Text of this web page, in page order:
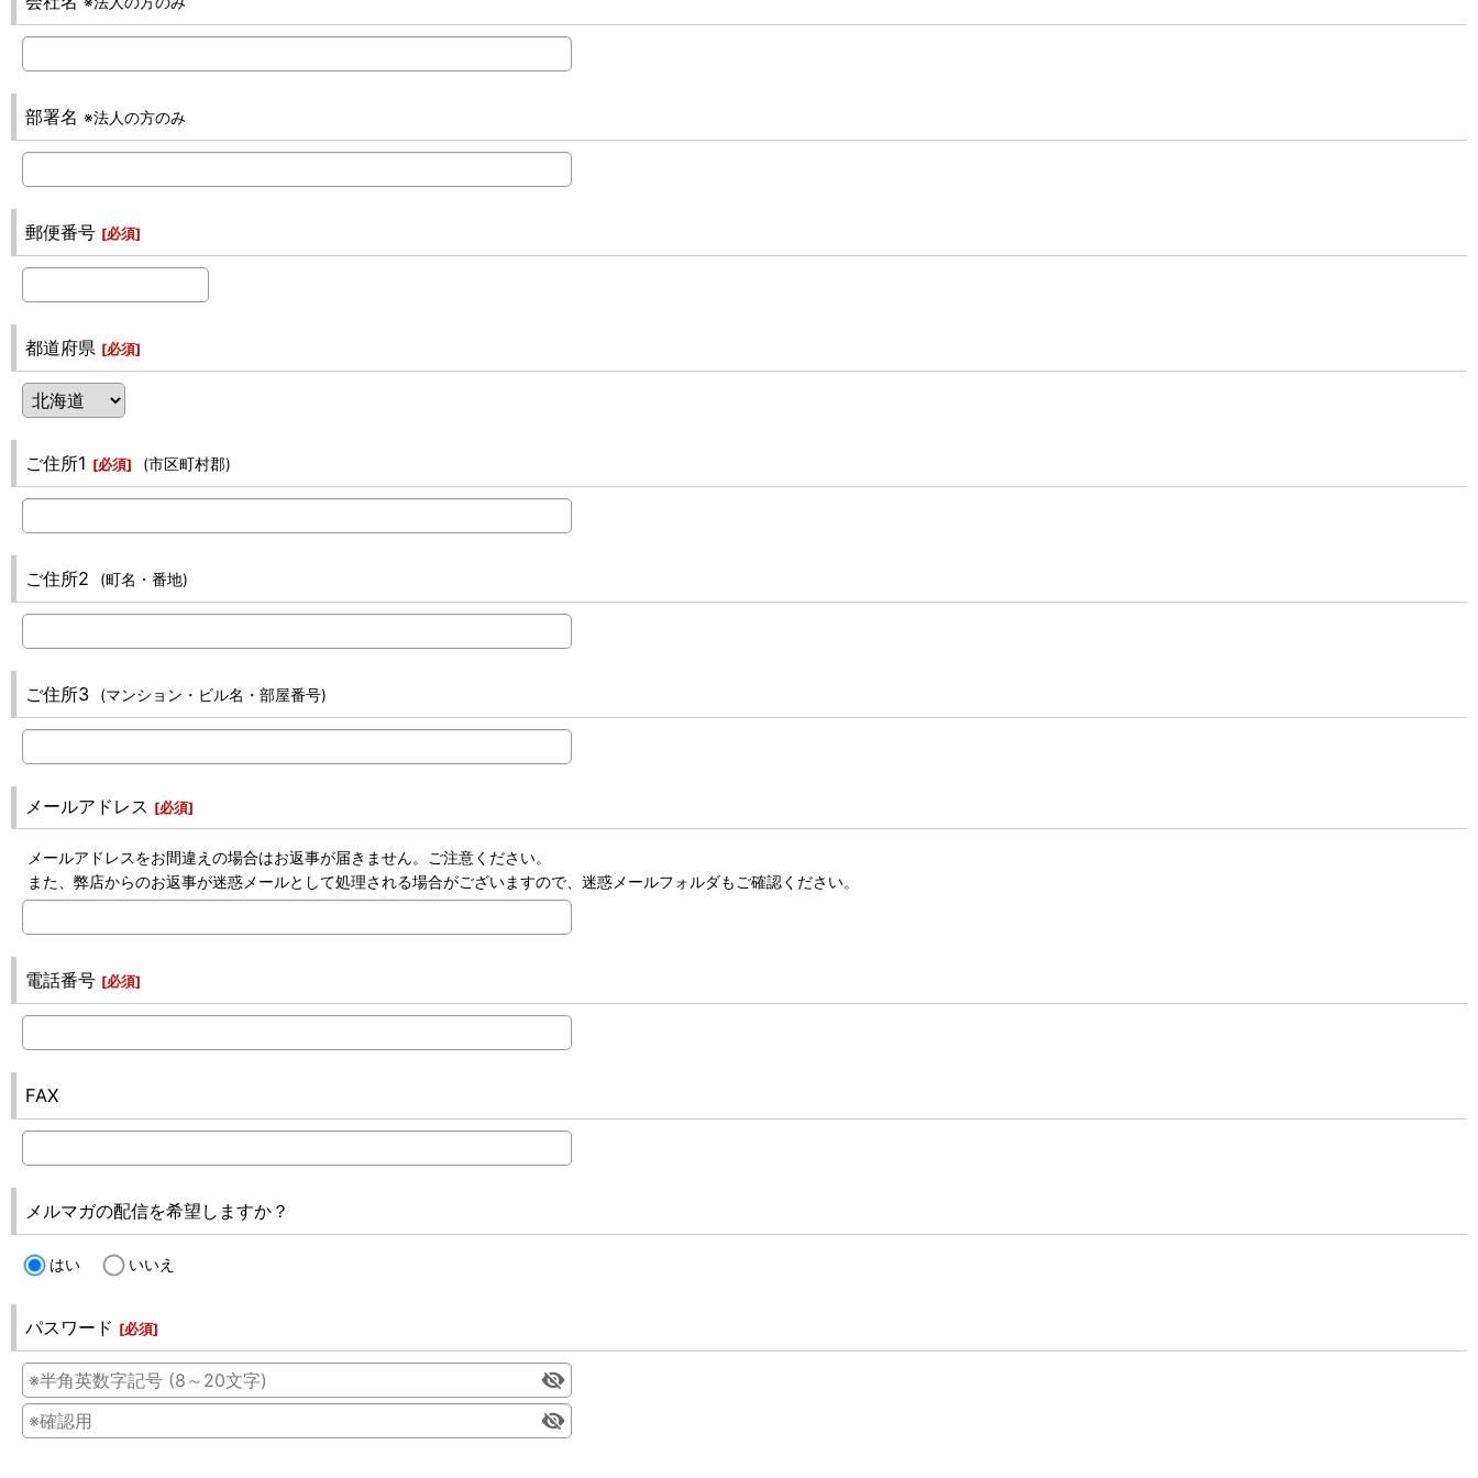
部署名 ※法人の方のみ
郵便番号 [必須]
都道府県 [必須]
ご住所1 [必須] (市区町村郡)
ご住所2 (町名・番地)
ご住所3 (マンション・ビル名・部屋番号)
メールアドレス [必須]
メールアドレスをお間違えの場合はお返事が届きません。ご注意ください。
また、弊店からのお返事が迷惑メールとして処理される場合がございますので、迷惑メールフォルダもご確認ください。
電話番号 [必須]
FAX
メルマガの配信を希望しますか？
はい いいえ
パスワード [必須]